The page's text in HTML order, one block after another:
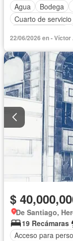
Agua
Bodega
Cuarto de servicio
22/06/2026 en -
$
De Santiago,
19 Recámaras
Acceso para